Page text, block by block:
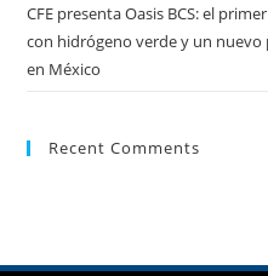
CFE presenta Oasis BCS: el
con hidrógeno verde y un nuevo
en México
Recent Comments